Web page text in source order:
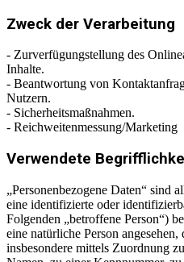
Zweck der Verarbeitung
- Zurverfügungstellung des
Inhalte.
- Beantwortung von
Nutzern.
- Sicherheitsmaßnahmen.
- Reichweitenmessung/Marketing
Verwendete
„Personenbezogene Daten“ sind
eine identifizierte oder
Folgenden „betroffene Person“)
eine natürliche Person
insbesondere mittels Zuordnung